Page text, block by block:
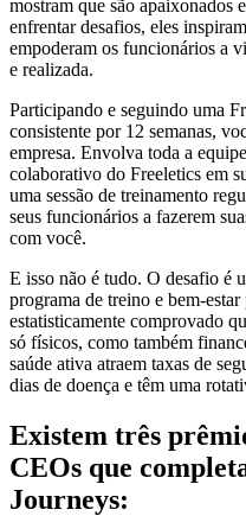
mostram que são apaixonados
enfrentar desafios, eles
empoderam os funcionários a
e realizada.
Participando e seguindo uma
consistente por 12 semanas,
empresa. Envolva toda a
colaborativo do Freeletics em
uma sessão de treinamento
seus funcionários a fazerem
com você.
E isso não é tudo. O desafio é
programa de treino e bem-
estatisticamente comprovado
só físicos, como também
saúde ativa atraem taxas de
dias de doença e têm uma
Existem três
CEOs que
Journeys: